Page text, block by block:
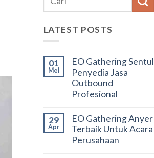
LATEST POSTS
01
Mei
EO Gathering Sentul
Penyedia Jasa
Outbound
Profesional
29
Apr
EO Gathering Anyer
Terbaik Untuk Acara
Perusahaan